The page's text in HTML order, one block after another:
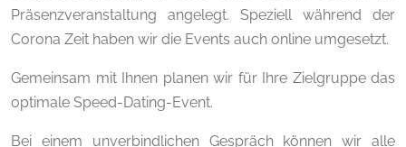
Präsenzveranstaltung angelegt. Speziell während der
Corona Zeit haben wir die Events auch online umgesetzt.
Gemeinsam mit Ihnen planen wir für Ihre Zielgruppe das
optimale Speed-Dating-Event.
Bei einem unverbindlichen Gespräch können wir alle